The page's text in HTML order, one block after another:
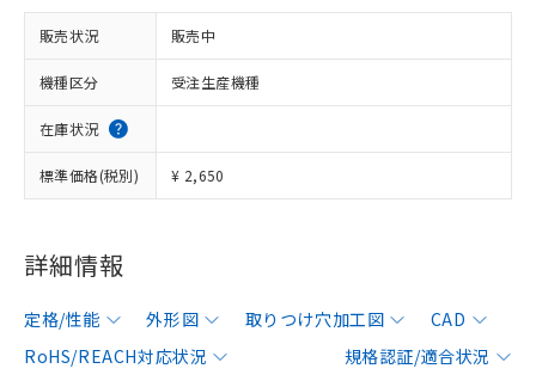
販売状況 販売中
機種区分 受注生産機種
在庫状況
標準価格(税別) ¥ 2,650
詳細情報
定格/性能 外形図 取りつけ穴加工図
CAD
RoHS/REACH対応状況
規格認証/適合状況